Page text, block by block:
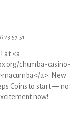
23:57:51
at <a
chumba-casino-
a>. New
Coins to start — no
now!